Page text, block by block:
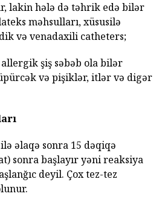
lakin hələ də təhrik edə bilər
məhsulları, xüsusilə
və venadaxili catheters;
şiş səbəb ola bilər
və pişiklər, itlər və digər
əlaqə sonra 15 dəqiqə
sonra başlayır yəni reaksiya
deyil. Çox tez-tez